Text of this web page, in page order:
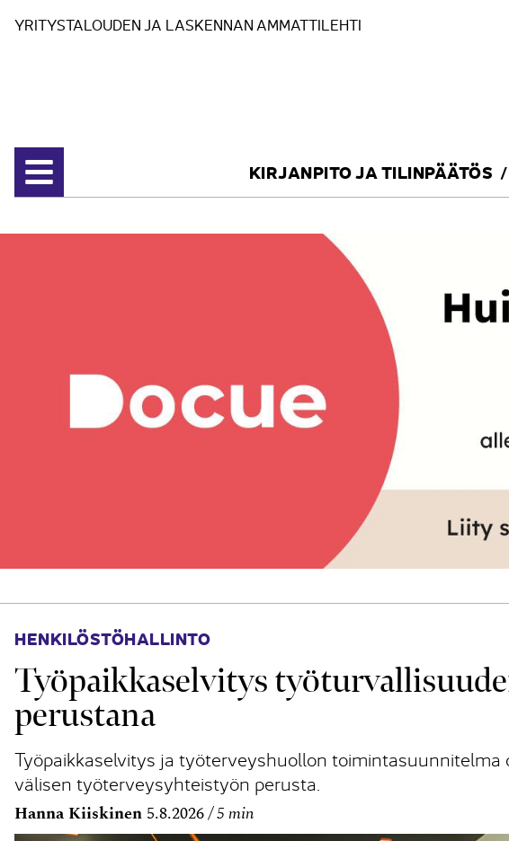
YRITYSTALOUDEN JA LASKENNAN AMMATTILEHTI
Avaa valikko
KIRJANPITO JA TILINPÄÄTÖS
HENKILÖSTÖHALLINTO
Työpaikkaselvitys
perustana
Työpaikkaselvitys ja työterveyshuollon
välisen työterveysyhteistyön perusta.
Hanna Kiiskinen 5.8.2026 5 min